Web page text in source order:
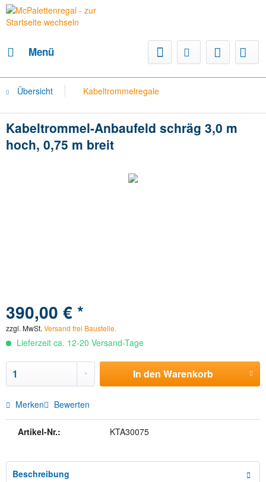
Menü
Übersicht Kabeltrommelregale
Kabeltrommel-Anbaufeld schräg 3,0 m
hoch, 0,75 m breit
390,00 € *
zzgl. MwSt. Versand frei Baustelle.
Lieferzeit ca. 12-20 Versand-Tage
In den Warenkorb
Merken Bewerten
Artikel-Nr.: KTA30075
Beschreibung